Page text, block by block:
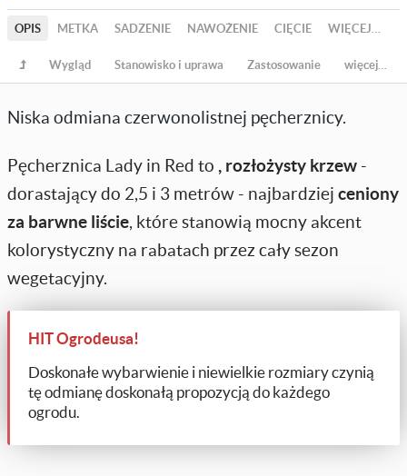
OPIS METKA SADZENIE NAWOŻENIE CIĘCIE WIĘCEJ…
Wygląd Stanowisko i uprawa Zastosowanie więcej…
Niska odmiana czerwonolistnej pęcherznicy.
Pęcherznica Lady in Red to , rozłożysty krzew -
dorastający do 2,5 i 3 metrów - najbardziej ceniony
za barwne liście, które stanowią mocny akcent
kolorystyczny na rabatach przez cały sezon
wegetacyjny.
HIT Ogrodeusa!
Doskonałe wybarwienie i niewielkie rozmiary czynią
tę odmianę doskonałą propozycją do każdego
ogrodu.